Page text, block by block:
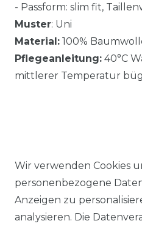
- Passform: slim fit,
Muster: Uni
Material: 100%
Pflegeanleitung: 40°C
mittlerer Temperatur
Wir verwenden Cookies
personenbezogene
Anzeigen zu
analysieren. Die